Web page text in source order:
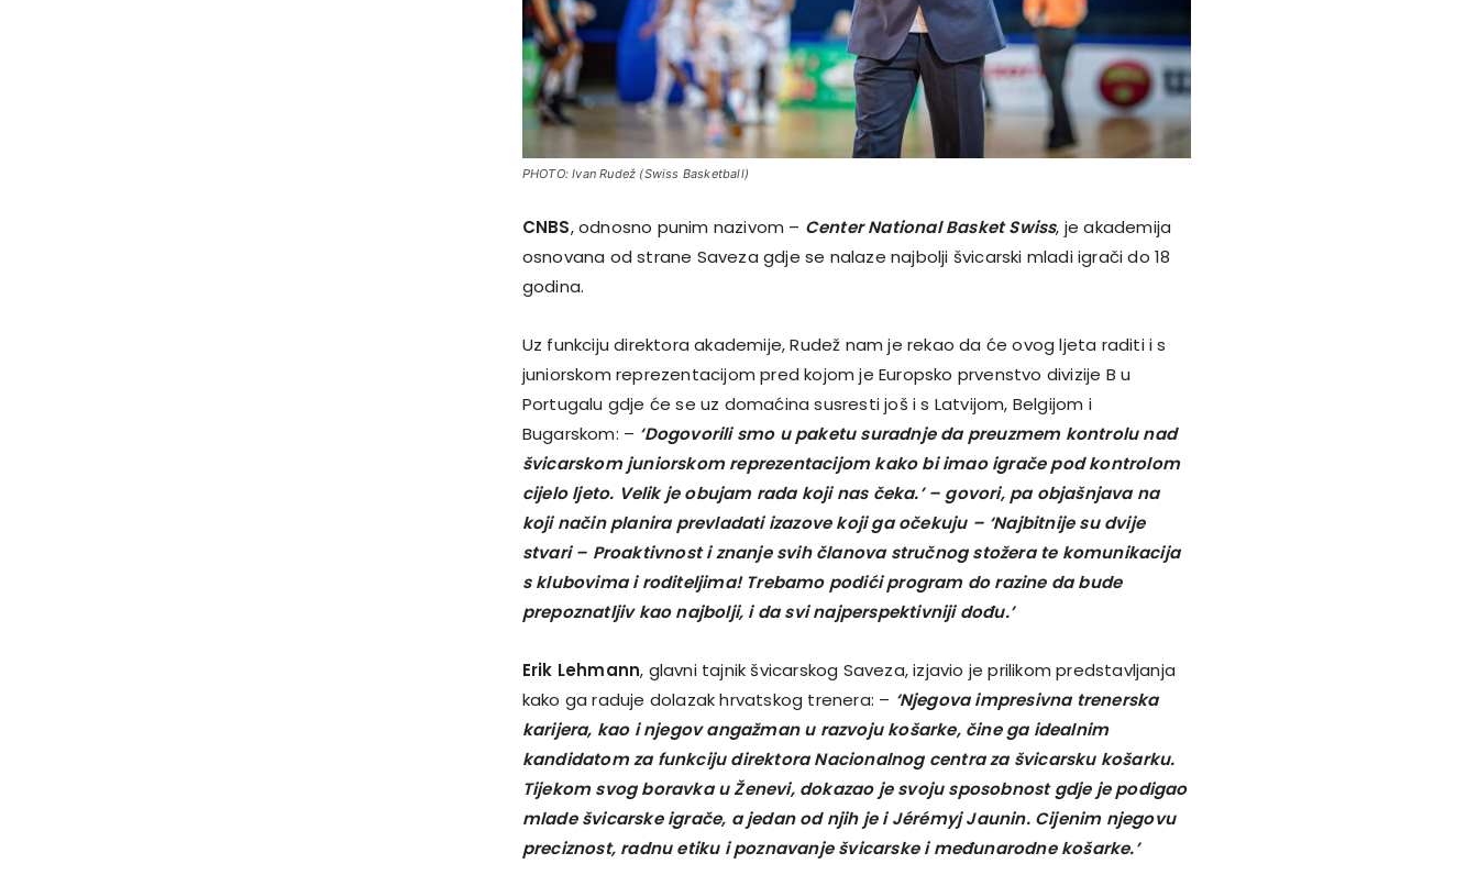
PHOTO: Ivan Rudež (Swiss Basketball)
CNBS,odnosno punim nazivom – Center National Basket Swiss, je akademija
osnovana od strane Saveza gdje se nalaze najbolji švicarski mladi igrači do 18
godina.
Uz funkciju direktora akademije, Rudež nam je rekao da će ovog ljeta raditi i s
juniorskom reprezentacijom pred kojom je Europsko prvenstvo divizije B u
Portugalu gdje će se uz domaćina susresti još i s Latvijom, Belgijom i
Bugarskom: – ‘Dogovorili smo u paketu suradnje da preuzmem kontrolu nad
švicarskom juniorskom reprezentacijom kako bi imao igrače pod kontrolom
cijelo ljeto. Velik je obujam rada koji nas čeka.’ – govori, pa objašnjava na
koji način planira prevladati izazove koji ga očekuju – ‘Najbitnije su dvije
stvari – Proaktivnost i znanje svih članova stručnog stožera te komunikacija
s klubovima i roditeljima! Trebamo podići program do razine da bude
prepoznatljiv kao najbolji, i da svi najperspektivniji dođu.’
Erik Lehmann, glavni tajnik švicarskog Saveza, izjavio je prilikom predstavljanja
kako ga raduje dolazak hrvatskog trenera: – ‘Njegova impresivna trenerska
karijera, kao i njegov angažman u razvoju košarke, čine ga idealnim
kandidatom za funkciju direktora Nacionalnog centra za švicarsku košarku.
Tijekom svog boravka u Ženevi, dokazao je svoju sposobnost gdje je podigao
mlade švicarske igrače, a jedan od njih je i Jérémyj Jaunin. Cijenim njegovu
preciznost, radnu etiku i poznavanje švicarske i međunarodne košarke.’